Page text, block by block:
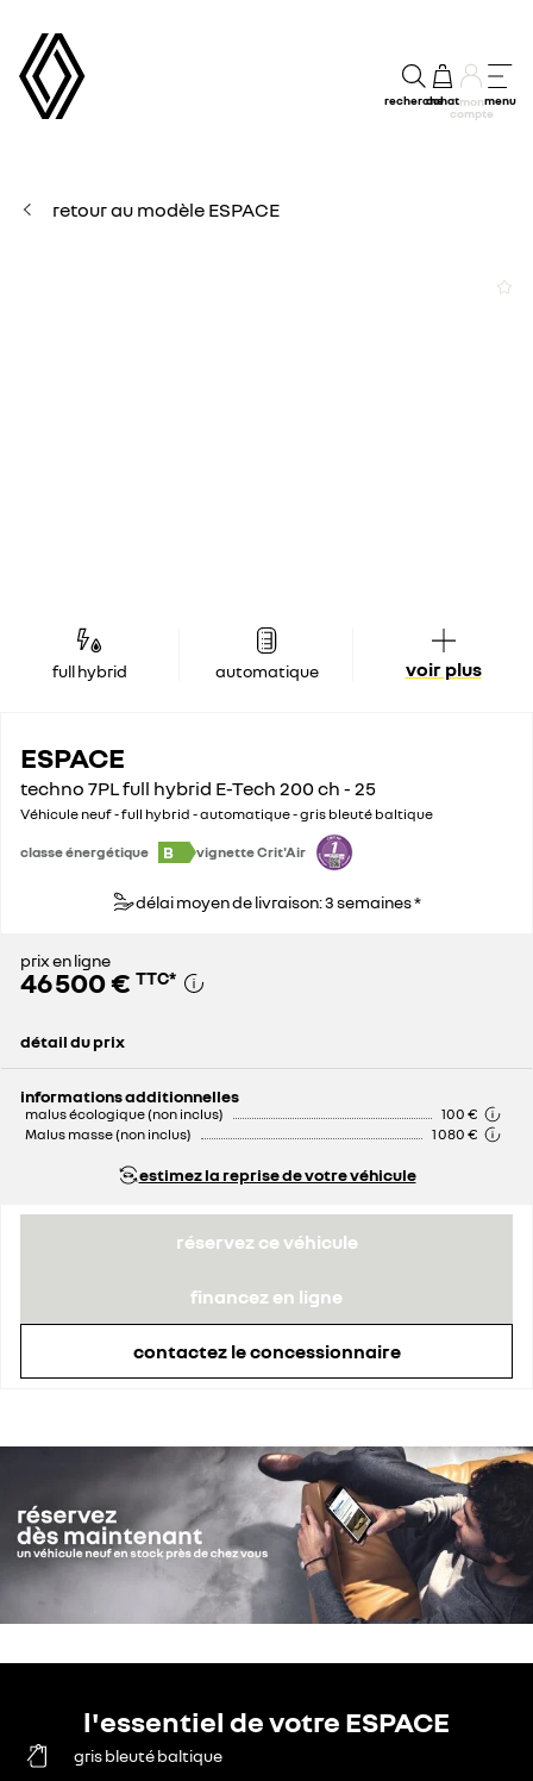
rechercheachatmon
compte
menu
retour au modèle ESPACE
full hybrid automatique voir plus
ESPACE
techno 7PL full hybrid E-Tech 200 ch - 25
Véhicule neuf - full hybrid - automatique - gris bleuté baltique
classe énergétique B vignette Crit'Air
délai moyen de livraison: 3 semaines *
prix en ligne
46 500 € TTC*
détail du prix
informations additionnelles
malus écologique (non inclus)
100 €
Malus masse (non inclus)
1 080 €
estimez la reprise de votre véhicule
réservez ce véhicule
financez en ligne
contactez le concessionnaire
l'essentiel de votre ESPACE
gris bleuté baltique